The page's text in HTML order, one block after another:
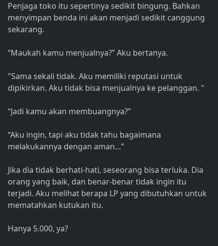
Penjaga toko itu sepertinya sedikit bingung. Bahkan
menyimpan benda ini akan menjadi sedikit canggung
sekarang.
“Maukah kamu menjualnya?” Aku bertanya.
"Sama sekali tidak. Aku memiliki reputasi untuk
dipikirkan. Aku tidak bisa menjualnya ke pelanggan. "
“Jadi kamu akan membuangnya?”
“Aku ingin, tapi aku tidak tahu bagaimana
melakukannya dengan aman…”
Jika dia tidak berhati-hati, seseorang bisa terluka. Dia
orang yang baik, dan benar-benar tidak ingin itu
terjadi. Aku melihat berapa LP yang dibutuhkan untuk
mematahkan kutukan itu.
Hanya 5.000, ya?